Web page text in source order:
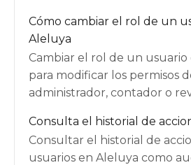
Cómo cambiar el rol de un
Aleluya
Cambiar el rol de un
para modificar los permisos
administrador, contador o
Consulta el historial de
Consultar el historial de
usuarios en Aleluya como